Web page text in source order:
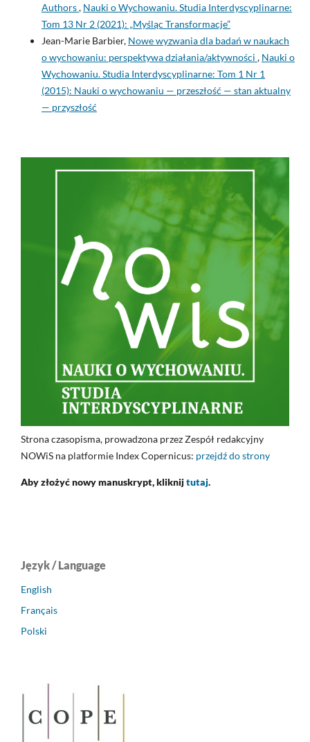
Authors, Nauki o Wychowaniu. Studia Interdyscyplinarne:
Tom 13 Nr 2 (2021): „Myśląc Transformacje”
Jean-Marie Barbier, Nowe wyzwania dla badań w naukach
o wychowaniu: perspektywa działania/aktywności , Nauki o
Wychowaniu. Studia Interdyscyplinarne: Tom 1 Nr 1
(2015): Nauki o wychowaniu — przeszłość — stan aktualny
— przyszłość
Strona czasopisma, prowadzona przez Zespół redakcyjny
NOWiS na platformie Index Copernicus: przejdź do strony
Aby złożyć nowy manuskrypt, kliknijtutaj.
Język / Language
English
Français
Polski